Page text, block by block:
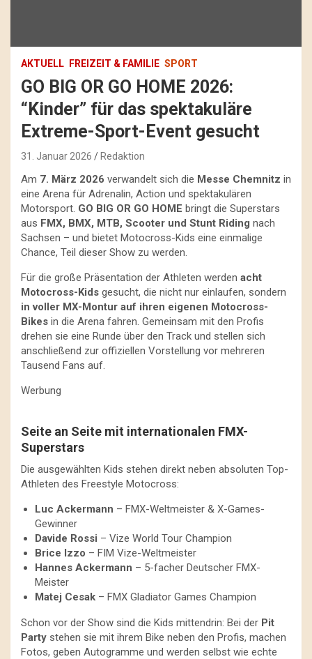
AKTUELL FREIZEIT & FAMILIE SPORT
GO BIG OR GO HOME 2026:
“Kinder” für das spektakuläre
Extreme-Sport-Event gesucht
31. Januar 2026 Redaktion
Am 7. März 2026 verwandelt sich die Messe Chemnitz in
eine Arena für Adrenalin, Action und spektakulären
Motorsport. GO BIG OR GO HOME bringt die Superstars
aus FMX, BMX, MTB, Scooter und Stunt Riding nach
Sachsen – und bietet Motocross-Kids eine einmalige
Chance, Teil dieser Show zu werden.
Für die große Präsentation der Athleten werden acht
Motocross-Kids gesucht, die nicht nur einlaufen, sondern
in voller MX-Montur auf ihren eigenen Motocross-
Bikes in die Arena fahren. Gemeinsam mit den Profis
drehen sie eine Runde über den Track und stellen sich
anschließend zur offiziellen Vorstellung vor mehreren
Tausend Fans auf.
Werbung
Seite an Seite mit internationalen FMX-
Superstars
Die ausgewählten Kids stehen direkt neben absoluten Top-
Athleten des Freestyle Motocross:
Luc Ackermann – FMX-Weltmeister & X-Games-
Gewinner
Davide Rossi – Vize World Tour Champion
Brice Izzo – FIM Vize-Weltmeister
Hannes Ackermann – 5-facher Deutscher FMX-
Meister
Matej Cesak – FMX Gladiator Games Champion
Schon vor der Show sind die Kids mittendrin: Bei der Pit
Party stehen sie mit ihrem Bike neben den Profis, machen
Fotos, geben Autogramme und werden selbst wie echte